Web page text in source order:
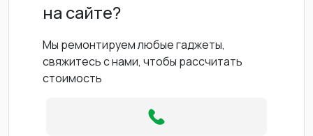
на сайте?
Мы ремонтируем любые гаджеты,
свяжитесь с нами, чтобы рассчитать
стоимость